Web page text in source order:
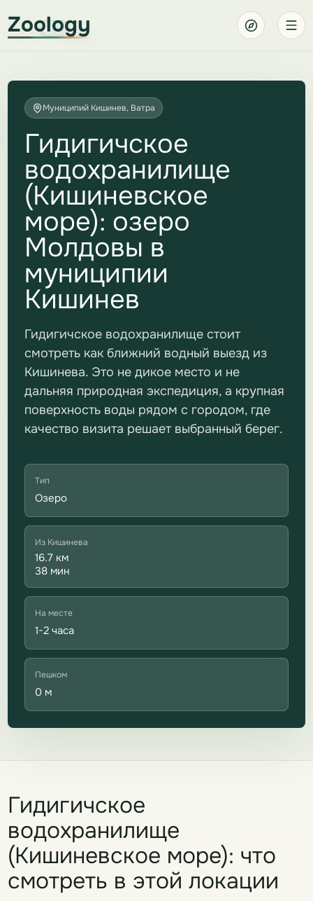
Zoology
Муниципий Кишинев, Ватра
Гидигичское
водохранилище
(Кишиневское
море): озеро
Молдовы в
муниципии
Кишинев
Гидигичское водохранилище стоит
смотреть как ближний водный выезд из
Кишинева. Это не дикое место и не
дальняя природная экспедиция, а крупная
поверхность воды рядом с городом, где
качество визита решает выбранный берег.
Тип
Озеро
Из Кишинева
16.7 км
38 мин
На месте
1-2 часа
Пешком
0 м
Гидигичское
водохранилище
(Кишиневское море): что
смотреть в этой локации